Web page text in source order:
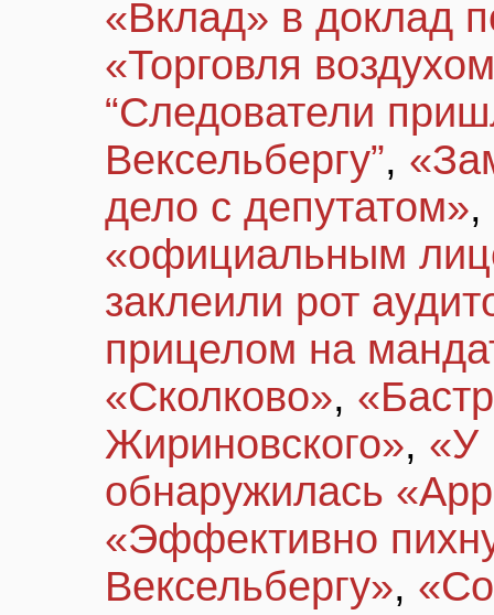
«Вклад» в доклад
«Торговля
“Следователи
Вексельбергу”,
дело c депутатом»,
«официальным
заклеили рот
прицелом на
«Сколково»,
Жириновского», «У
обнаружилась
«Эффективно
Вексельбергу»,